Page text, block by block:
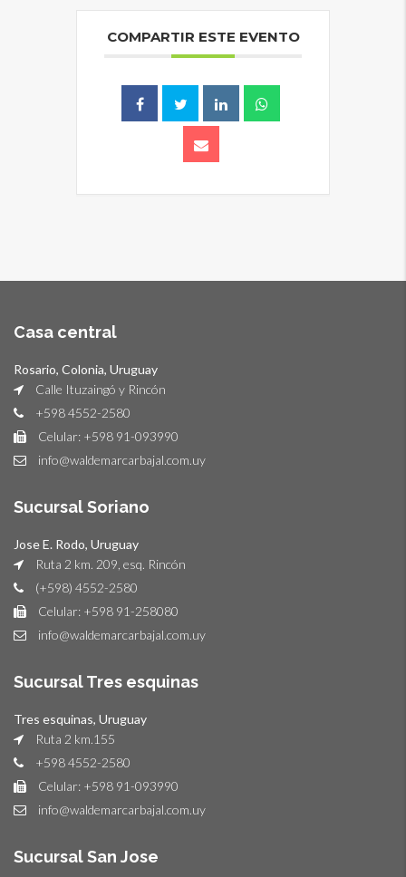
COMPARTIR ESTE EVENTO
Casa central
Rosario, Colonia, Uruguay
Calle Ituzaingó y Rincón
+598 4552-2580
Celular: +598 91-093990
info@waldemarcarbajal.com.uy
Sucursal Soriano
Jose E. Rodo, Uruguay
Ruta 2 km. 209, esq. Rincón
(+598) 4552-2580
Celular: +598 91-258080
info@waldemarcarbajal.com.uy
Sucursal Tres esquinas
Tres esquinas, Uruguay
Ruta 2 km.155
+598 4552-2580
Celular: +598 91-093990
info@waldemarcarbajal.com.uy
Sucursal San Jose